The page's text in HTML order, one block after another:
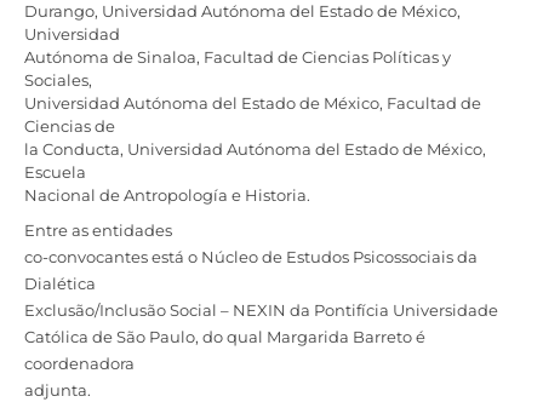
Durango, Universidad Autónoma del Estado de México,
Universidad
Autónoma de Sinaloa, Facultad de Ciencias Políticas y
Sociales,
Universidad Autónoma del Estado de México, Facultad de
Ciencias de
la Conducta, Universidad Autónoma del Estado de México,
Escuela
Nacional de Antropología e Historia.
Entre as entidades
co-convocantes está o Núcleo de Estudos Psicossociais da
Dialética
Exclusão/Inclusão Social – NEXIN da Pontifícia Universidade
Católica de São Paulo, do qual Margarida Barreto é
coordenadora
adjunta.